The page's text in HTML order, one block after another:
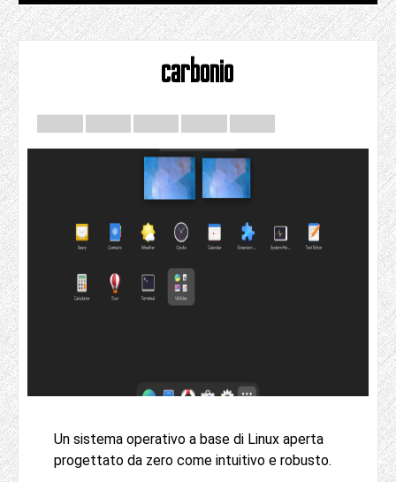
carbonio
Un sistema operativo a base di Linux aperta
progettato da zero come intuitivo e robusto.